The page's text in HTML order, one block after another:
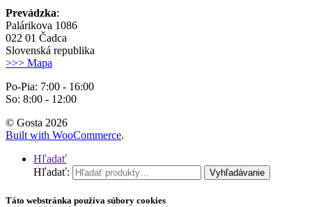
Prevádzka:
Palárikova 1086
022 01 Čadca
Slovenská republika
>>> Mapa
Po-Pia: 7:00 - 16:00
So: 8:00 - 12:00
© Gosta 2026
Built with WooCommerce.
Hľadať
Hľadať:
Vyhľadávanie
Táto webstránka používa súbory cookies